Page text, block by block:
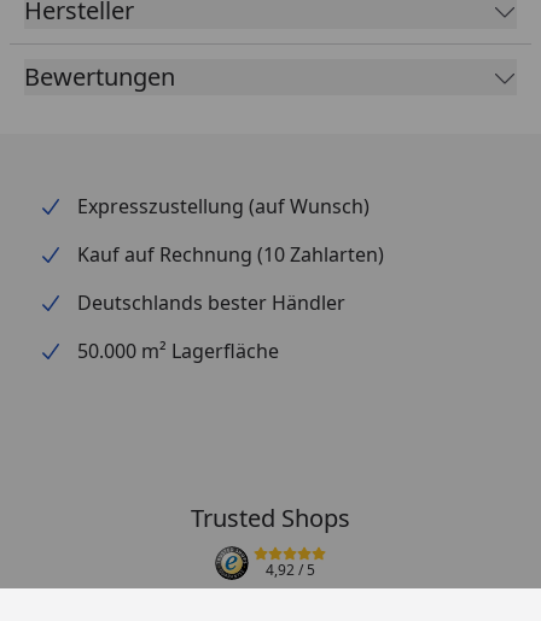
Mit diesem Ersatzteil erhalten Sie eine langlebige und
sicher zu gestalten.
Hersteller
Bewertungen
Expresszustellung (auf Wunsch)
Kauf auf Rechnung (10 Zahlarten)
Deutschlands bester Händler
50.000 m² Lagerfläche
Trusted Shops
4,92/ 5